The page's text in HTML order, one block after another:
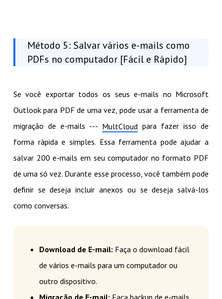
Método 5: Salvar vários e-mails como
PDFs no computador [Fácil e Rápido]
Se você exportar todos os seus e-mails no Microsoft
Outlook para PDF de uma vez, pode usar a ferramenta de
migração de e-mails --- MultCloud para fazer isso de
forma rápida e simples. Essa ferramenta pode ajudar a
salvar 200 e-mails em seu computador no formato PDF
de uma só vez. Durante esse processo, você também pode
definir se deseja incluir anexos ou se deseja salvá-los
como conversas.
Download de E-mail: Faça o download fácil
de vários e-mails para um computador ou
outro dispositivo.